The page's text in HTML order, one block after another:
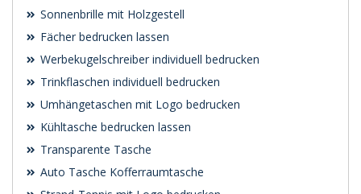
Sonnenbrille mit Holzgestell
Fächer bedrucken lassen
Werbekugelschreiber individuell bedrucken
Trinkflaschen individuell bedrucken
Umhängetaschen mit Logo bedrucken
Kühltasche bedrucken lassen
Transparente Tasche
Auto Tasche Kofferraumtasche